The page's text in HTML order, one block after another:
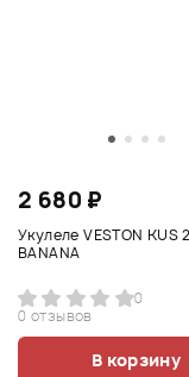
2 680 ₽
Укулеле VESTON KUS
BANANA
0
0 отзывов
В корзину